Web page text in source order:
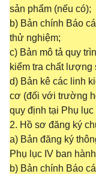
sản phẩm (nếu có);
b) Bản chính Báo
thử nghiệm;
c) Bản mô tả quy
kiểm tra chất lượng
d) Bản kê các linh
cơ (đối với trường
quy định tại Phụ
2. Hồ sơ đăng ký
a) Bản đăng ký
Phụ lục IV ban
b) Bản chính Báo